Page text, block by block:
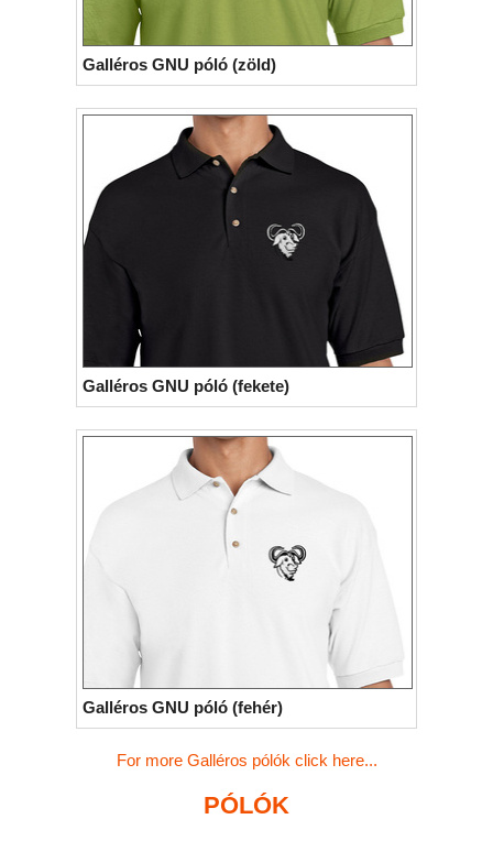
Galléros GNU póló (zöld)
Galléros GNU póló (fekete)
Galléros GNU póló (fehér)
For more Galléros pólók click here...
PÓLÓK